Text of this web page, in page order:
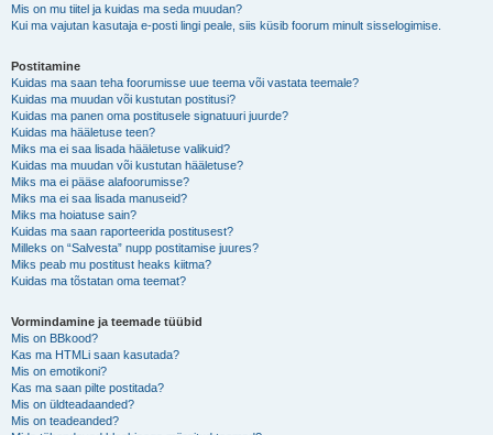
Mis on mu tiitel ja kuidas ma seda muudan?
Kui ma vajutan kasutaja e-posti lingi peale, siis küsib foorum minult sisselogimise.
Postitamine
Kuidas ma saan teha foorumisse uue teema või vastata teemale?
Kuidas ma muudan või kustutan postitusi?
Kuidas ma panen oma postitusele signatuuri juurde?
Kuidas ma hääletuse teen?
Miks ma ei saa lisada hääletuse valikuid?
Kuidas ma muudan või kustutan hääletuse?
Miks ma ei pääse alafoorumisse?
Miks ma ei saa lisada manuseid?
Miks ma hoiatuse sain?
Kuidas ma saan raporteerida postitusest?
Milleks on “Salvesta” nupp postitamise juures?
Miks peab mu postitust heaks kiitma?
Kuidas ma tõstatan oma teemat?
Vormindamine ja teemade tüübid
Mis on BBkood?
Kas ma HTMLi saan kasutada?
Mis on emotikoni?
Kas ma saan pilte postitada?
Mis on üldteadaanded?
Mis on teadeanded?